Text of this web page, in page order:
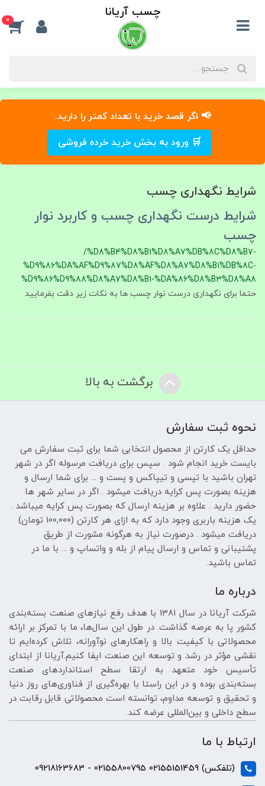
📢 اگر قصد خرید با تعداد کمتر را دارید.
🛒 ورود به بخش خرید خرده فروشی
چسب آریانا 0
شرایط نگهداری چسب
شرایط درست نگهداری چسب و کاربرد نوار
چسب
/%D8%B4%D8%B1%D8%A7%DB%8C%D8%B7-
%D9%86%DA%AF%D9%87%D8%AF%D8%A7%D8%B1%DB%8C-
%D9%86%D9%88%D8%A7%D8%B1-%DA%86%D8%B3%D8%A8
حتما برای نگهداری درست نوار چسب ها به نکات زیر دقت بفرمایید
برگشت به بالا
نحوه ثبت سفارش
حداقل یک کارتن از محصول انتخابی شما برای ثبت سفارش می
بایست خرید انجام شود . سپس برای دریافت مرسوله اگر در شهر
تهران باشید با تپسی و تیپاکس و پست و ... برای شما ارسال و
هزینه بصورت پس کرایه دریافت میشود . اگر در سایر شهر ها
حضور دارید . علاوه بر هزینه ارسال که بصورت پس کرایه میباشد .
یک هزینه باربری وجود دارد که به ازای هر کارتن (100,۰۰۰ تومان)
دریافت میشود . درصورت نیاز به هرگونه مشورت از طریق
پشتیبانی و تماس و ارسال پیام از بله و واتساپ و ... با ما در
تماس باشید.
درباره ما
شرکت آریانا در سال 1381 با هدف رفع نیازهای صنعت بسته‌بندی
کشور پا به عرصه گذاشت. در طول این سال‌ها، ما با تمرکز بر ارائه
محصولاتی با کیفیت بالا و راهکارهای نوآورانه، تلاش کرده‌ایم تا
نقشی مؤثر در رشد و توسعه این صنعت ایفا کنیم.آریانا از ابتدای
تأسیس خود متعهد به ارتقا سطح استانداردهای صنعت
بسته‌بندی بوده و در این راستا با بهره‌گیری از فناوری‌های روز دنیا
و تحقیق و توسعه مداوم، توانسته است محصولاتی قابل رقابت در
سطح داخلی و بین‌المللی عرضه کند.
ارتباط با ما
(تلفکس) 02155151459 02155800795 - 09218163683